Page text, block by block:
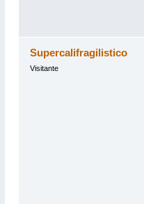
Supercalifragilistico
Visitante